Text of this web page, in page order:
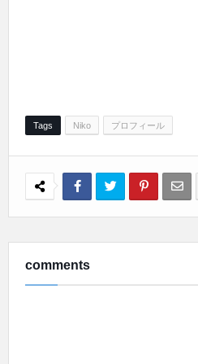
Tags Niko プロフィール
comments